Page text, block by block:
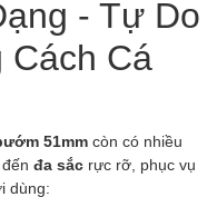
- Tự Do
Cách Cá
51mm còn có nhiều
đa sắc rực rỡ, phục vụ
dùng: